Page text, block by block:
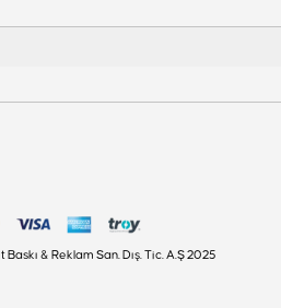
& Reklam San. Dış. Tic. A.Ş 2025